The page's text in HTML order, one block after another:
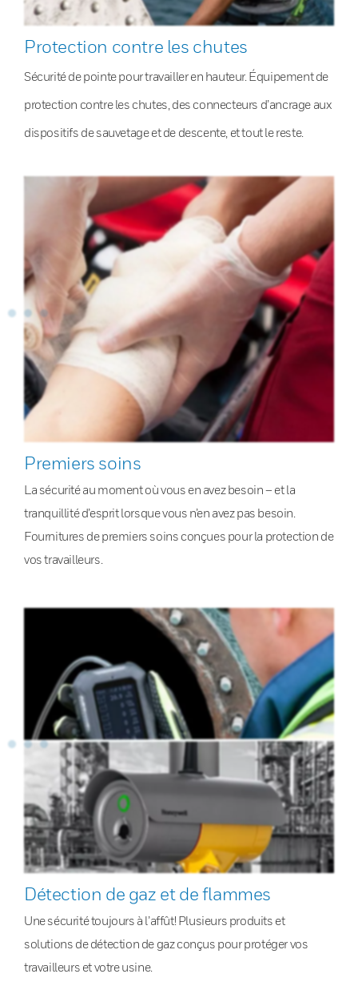
Protection contre les chutes
Sécurité de pointe pour travailler en hauteur. Équipement de
protection contre les chutes, des connecteurs d’ancrage aux
dispositifs de sauvetage et de descente, et tout le reste.
Premiers soins
La sécurité au moment où vous en avez besoin – et la
tranquillité d’esprit lorsque vous n’en avez pas besoin.
Fournitures de premiers soins conçues pour la protection de
vos travailleurs.
Détection de gaz et de flammes
Une sécurité toujours à l’affût! Plusieurs produits et
solutions de détection de gaz conçus pour protéger vos
travailleurs et votre usine.